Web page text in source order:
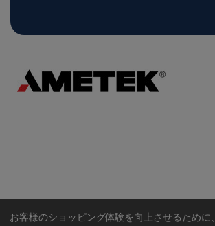
お客様のショッピング体験を向上させるため